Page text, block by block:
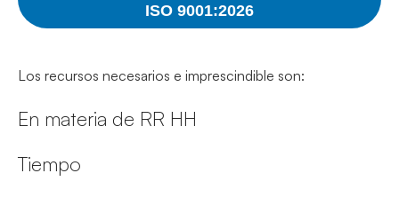
ISO 9001:2026
Los recursos necesarios e imprescindible son:
En materia de RR HH
Tiempo